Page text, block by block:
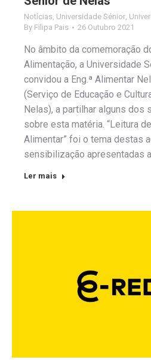
Notícias, Universidade Sénior,
By Filipa Pais 26 Outubro 2021
No âmbito da comemoração
Alimentação, a Universidade
convidou a Eng.ª Alimentar
(Serviço de Educação e
Nelas), a partilhar alguns dos
sobre esta matéria. “Leitura
Alimentar” foi o tema destas
sensibilização apresentadas
Ler mais